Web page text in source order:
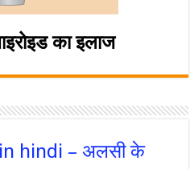
का इलाज
hindi – अलसी के